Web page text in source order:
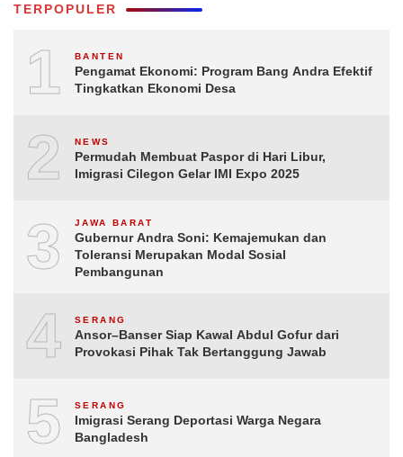
TERPOPULER
1 BANTEN
Pengamat Ekonomi: Program Bang Andra Efektif
Tingkatkan Ekonomi Desa
2 NEWS
Permudah Membuat Paspor di Hari Libur,
Imigrasi Cilegon Gelar IMI Expo 2025
3 JAWA BARAT
Gubernur Andra Soni: Kemajemukan dan
Toleransi Merupakan Modal Sosial
Pembangunan
4 SERANG
Ansor–Banser Siap Kawal Abdul Gofur dari
Provokasi Pihak Tak Bertanggung Jawab
5 SERANG
Imigrasi Serang Deportasi Warga Negara
Bangladesh